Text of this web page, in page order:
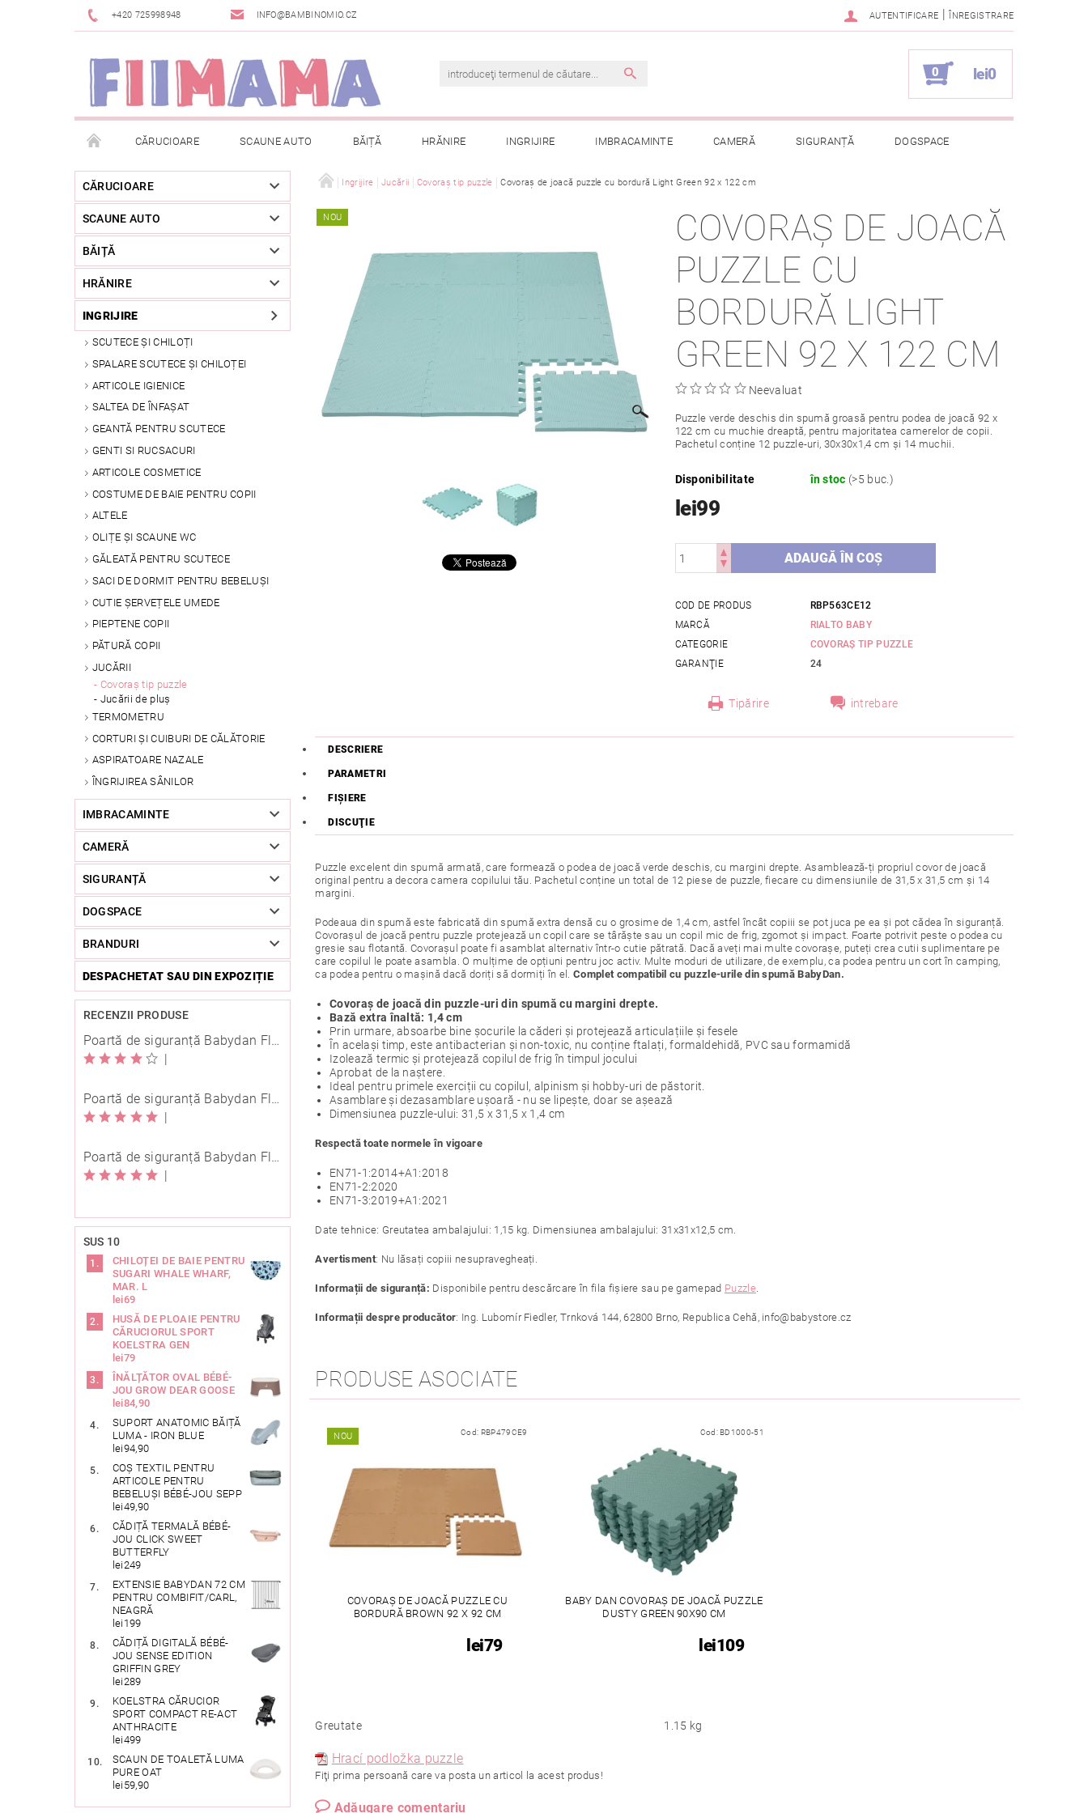
+420 725998948 INFO@BAMBINOMIO.CZ AUTENTIFICARE | ÎNREGISTRARE
0 lei0
CĂRUCIOARE SCAUNE AUTO BĂIȚĂ HRĂNIRE INGRIJIRE IMBRACAMINTE CAMERĂ SIGURANȚĂ DOGSPACE
BRANDURI DESPACHETAT SAU DIN EXPOZIȚIE TERMENI ȘI CONDIȚII CONTACT PRELUCRAREA DATELOR CU CARACTER PERSONAL
RETURNAREA MĂRFII METODE DE PLATĂ
CĂRUCIOARE
SCAUNE AUTO
BĂIȚĂ
HRĂNIRE
INGRIJIRE
SCUTECE ȘI CHILOȚI
SPALARE SCUTECE ȘI CHILOȚEI
ARTICOLE IGIENICE
SALTEA DE ÎNFAȘAT
GEANTĂ PENTRU SCUTECE
GENTI SI RUCSACURI
ARTICOLE COSMETICE
COSTUME DE BAIE PENTRU COPII
ALTELE
OLIȚE ȘI SCAUNE WC
GĂLEATĂ PENTRU SCUTECE
SACI DE DORMIT PENTRU BEBELUȘI
CUTIE ȘERVEȚELE UMEDE
PIEPTENE COPII
PĂTURĂ COPII
JUCĂRII
Covoraș tip puzzle
Jucării de pluș
TERMOMETRU
CORTURI ȘI CUIBURI DE CĂLĂTORIE
ASPIRATOARE NAZALE
ÎNGRIJIREA SÂNILOR
IMBRACAMINTE
CAMERĂ
SIGURANȚĂ
DOGSPACE
BRANDURI
DESPACHETAT SAU DIN EXPOZIȚIE
RECENZII PRODUSE
Poartă de siguranță Babydan Flexi Fit metal albă 67-105,5 cm cu înșurubare
|
Poartă de siguranță Babydan Flexi Fit metal neagră 67-105,5 cm cu înșurubare
|
Poartă de siguranță Babydan Flexi Fit metal neagră 67-105,5 cm cu înșurubare
|
SUS 10
CHILOȚEI DE BAIE PENTRU
SUGARI WHALE WHARF,
MAR. L
lei69
HUSĂ DE PLOAIE PENTRU
CĂRUCIORUL SPORT
KOELSTRA GEN
lei79
ÎNĂLȚĂTOR OVAL BÉBÉ-
JOU GROW DEAR GOOSE
lei84,90
SUPORT ANATOMIC BĂIȚĂ
LUMA - IRON BLUE
lei94,90
COȘ TEXTIL PENTRU
ARTICOLE PENTRU
BEBELUȘI BÉBÉ-JOU SEPP
lei49,90
CĂDIȚĂ TERMALĂ BÉBÉ-
JOU CLICK SWEET
BUTTERFLY
lei249
EXTENSIE BABYDAN 72 CM
PENTRU COMBIFIT/CARL,
NEAGRĂ
lei199
CĂDIȚĂ DIGITALĂ BÉBÉ-
JOU SENSE EDITION
GRIFFIN GREY
lei289
KOELSTRA CĂRUCIOR
SPORT COMPACT RE-ACT
ANTHRACITE
lei499
SCAUN DE TOALETĂ LUMA
PURE OAT
lei59,90
Ingrijire Jucării Covoraș tip puzzle Covoraș de joacă puzzle cu bordură Light Green 92 x 122 cm
NOU
COVORAȘ DE JOACĂ
PUZZLE CU
BORDURĂ LIGHT
GREEN 92 X 122 CM
Neevaluat
Puzzle verde deschis din spumă groasă pentru podea de joacă 92 x
122 cm cu muchie dreaptă, pentru majoritatea camerelor de copii.
Pachetul conține 12 puzzle-uri, 30x30x1,4 cm și 14 muchii.
Disponibilitate în stoc (>5 buc.)
lei99
COD DE PRODUS
RBP563CE12
MARCĂ
RIALTO BABY
CATEGORIE
COVORAȘ TIP PUZZLE
GARANŢIE
24
Tipărire intrebare
DESCRIERE
PARAMETRI
FIŞIERE
DISCUŢIE
Puzzle excelent din spumă armată, care formează o podea de joacă verde deschis, cu margini drepte. Asamblează-ți propriul covor de joacă
original pentru a decora camera copilului tău. Pachetul conține un total de 12 piese de puzzle, fiecare cu dimensiunile de 31,5 x 31,5 cm și 14
margini.
Podeaua din spumă este fabricată din spumă extra densă cu o grosime de 1,4 cm, astfel încât copiii se pot juca pe ea și pot cădea în siguranță.
Covorașul de joacă pentru puzzle protejează un copil care se târăște sau un copil mic de frig, zgomot și impact. Foarte potrivit peste o podea cu
gresie sau flotantă. Covorașul poate fi asamblat alternativ într-o cutie pătrată. Dacă aveți mai multe covorașe, puteți crea cutii suplimentare pe
care copilul le poate asambla. O mulțime de opțiuni pentru joc activ. Multe moduri de utilizare, de exemplu, ca podea pentru un cort în camping,
ca podea pentru o mașină dacă doriți să dormiți în el.Complet compatibil cu puzzle-urile din spumă BabyDan.
Covoraș de joacă din puzzle-uri din spumă cu margini drepte.
Bază extra înaltă: 1,4 cm
Prin urmare, absoarbe bine șocurile la căderi și protejează articulațiile și fesele
În același timp, este antibacterian și non-toxic, nu conține ftalați, formaldehidă, PVC sau formamidă
Izolează termic și protejează copilul de frig în timpul jocului
Aprobat de la naștere.
Ideal pentru primele exerciții cu copilul, alpinism și hobby-uri de păstorit.
Asamblare și dezasamblare ușoară - nu se lipește, doar se așează
Dimensiunea puzzle-ului: 31,5 x 31,5 x 1,4 cm
Respectă toate normele în vigoare
EN71-1:2014+A1:2018
EN71-2:2020
EN71-3:2019+A1:2021
Date tehnice: Greutatea ambalajului: 1,15 kg. Dimensiunea ambalajului: 31x31x12,5 cm.
Avertisment: Nu lăsați copiii nesupravegheați.
Informații de siguranță: Disponibile pentru descărcare în fila fișiere sau pe gamepad Puzzle.
Informații despre producător: Ing. Lubomír Fiedler, Trnková 144, 62800 Brno, Republica Cehă, info@babystore.cz
PRODUSE ASOCIATE
NOU Cod: RBP479CE9
COVORAȘ DE JOACĂ PUZZLE CU
BORDURĂ BROWN 92 X 92 CM
lei79
Cod: BD1000-51
BABY DAN COVORAȘ DE JOACĂ PUZZLE
DUSTY GREEN 90X90 CM
lei109
Greutate 1.15 kg
Hrací podložka puzzle
Fiţi prima persoană care va posta un articol la acest produs!
Adăugare comentariu